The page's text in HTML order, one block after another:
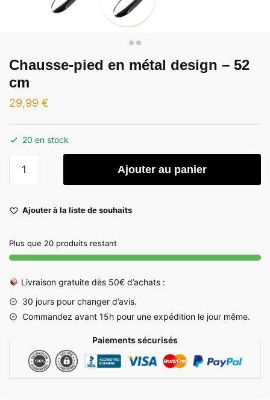
Chausse-pied en métal design – 52
cm
29,99 €
20 en stock
en
design
-
52
Ajouter au panier
Ajouter à la liste de souhaits
Plus que 20 produits restant
Livraison gratuite dès 50€ d’achats :
30 jours pour changer d’avis.
Commandez avant 15h pour une expédition le jour même.
Paiements sécurisés